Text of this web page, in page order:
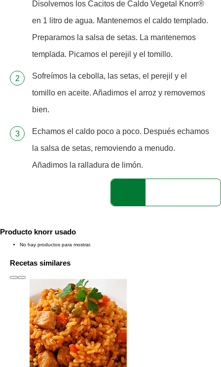
Disolvemos los Cacitos de Caldo Vegetal Knorr®
en 1 litro de agua. Mantenemos el caldo templado.
Preparamos la salsa de setas. La mantenemos
templada. Picamos el perejil y el tomillo.
Sofreímos la cebolla, las setas, el perejil y el
tomillo en aceite. Añadimos el arroz y removemos
bien.
Echamos el caldo poco a poco. Después echamos
la salsa de setas, removiendo a menudo.
Añadimos la ralladura de limón.
Producto knorr usado
No hay productos para mostrar.
Recetas similares